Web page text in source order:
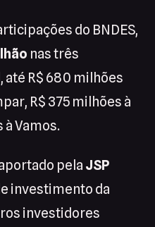
do BNDES,
nas três
até R$ 680 milhões
R$ 375 milhões à
à Vamos.
pela JSP
investimento da
investidores